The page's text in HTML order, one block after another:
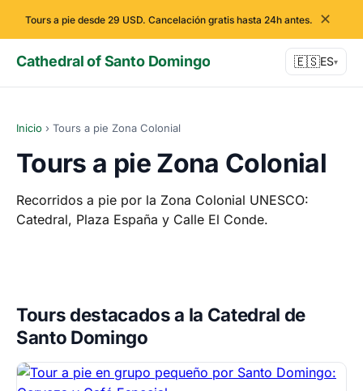
Tours a pie desde 29 USD. Cancelación gratis hasta 24h antes. ✕
Cathedral of Santo Domingo 🇪🇸ES▾
Inicio › Tours a pie Zona Colonial
Tours a pie Zona Colonial
Recorridos a pie por la Zona Colonial UNESCO:
Catedral, Plaza España y Calle El Conde.
Tours destacados a la Catedral de
Santo Domingo